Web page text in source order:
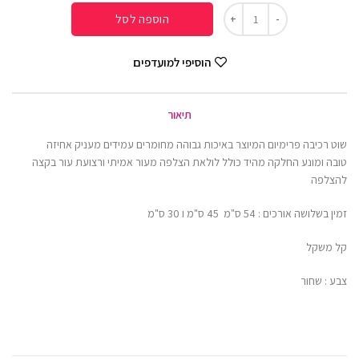
הוספה לסל
הוסיפי למועדפים
תיאור
שוט רכיבה פרימיום המיוצר באיכות גבוהה מחומרים עמידים מעניק אחיזה
טובה ומונע החלקה מהיד כולל לולאת הצלפה מעור אמיתי ורצועת עור בקצה
להצלפה
זמין בשלושה אורכים : 54 ס"מ 45 ס"מ ו 30 ס"מ
קל משקל
צבע : שחור